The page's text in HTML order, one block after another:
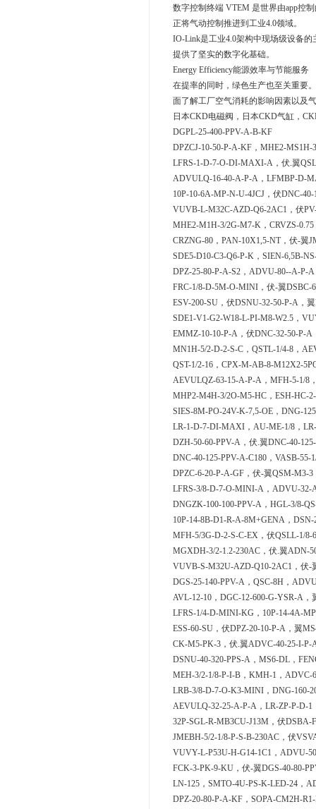
数字控制终端 VTEM 是世界由app控
正将气动控制推进到工业4.0领域。
IO-Link是工业4.0架构中现场级设备
提供了坚实的数字化基础。
Energy Efficiency能源效率与节能服务
在提率的同时，绿色生产也至关重要
面了解工厂空气消耗的影响因素以及
日本CKD电磁阀，日本CKD气缸，
DGPL-25-400-PPV-A-B-KF
DPZCJ-10-50-P-A-KF，MHE2-
LFRS-1-D-7-O-DI-MAXI-A，伏.翼
ADVULQ-16-40-A-P-A，LFMBP-D-
10P-10-6A-MP-N-U-4JCJ，伏DNC-
VUVB-L-M32C-AZD-Q6-2AC1，伏
MHE2-M1H-3/2G-M7-K，CRVZS-
CRZNG-80，PAN-10X1,5-NT，伏-翼
SDE5-D10-C3-Q6-P-K，SIEN-6,5B-
DPZ-25-80-P-A-S2，ADVU-80--A-P-
FRC-1/8-D-5M-O-MINI，伏-翼DSBC-
ESV-200-SU，伏DSNU-32-50-P-A，
SDE1-V1-G2-W18-L-PI-M8-W2.5，
EMMZ-10-10-P-A，伏DNC-32-50-P-A
MN1H-5/2-D-2-S-C，QSTL-1/4-8，
QST-1/2-16，CPX-M-AB-8-M12X2-
AEVULQZ-63-15-A-P-A，MFH-5-1/8
MHP2-M4H-3/2O-M5-HC，ESH-HC-
SIES-8M-PO-24V-K-7,5-OE，DNG-
LR-1-D-7-DI-MAXI，AU-ME-1/8，
DZH-50-60-PPV-A，伏.翼DNC-40-
DNC-40-125-PPV-A-C180，VASB-
DPZC-6-20-P-A-GF，伏-翼QSM-M3-3
LFRS-3/8-D-7-O-MINI-A，ADVU-32-
DNGZK-100-100-PPV-A，HGL-3/8-
10P-14-8B-D1-R-A-8M+GENA，
MFH-5/3G-D-2-S-C-EX，伏QSLL-1/8-
MGXDH-3/2-1.2-230AC，伏.翼ADN-
VUVB-S-M32U-AZD-Q10-2AC1，伏-
DGS-25-140-PPV-A，QSC-8H，
AVL-12-10，DGC-12-600-G-YSR-A，
LFRS-1/4-D-MINI-KG，10P-14-4A-
ESS-60-SU，伏DPZ-20-10-P-A，翼
CK-M5-PK-3，伏.翼ADVC-40-25-I-P-
DSNU-40-320-PPS-A，MS6-DL，
MEH-3/2-1/8-P-I-B，KMH-1，ADVC-
LRB-3/8-D-7-O-K3-MINI，DNG-160-
AEVULQ-32-25-A-P-A，LR-ZP-P-D-1
32P-SGL-R-MB3CU-J13M，伏DSBA-
JMEBH-5/2-1/8-P-S-B-230AC，伏
VUVY-L-P53U-H-G14-1C1，ADVU-
FCK-3-PK-9-KU，伏-翼DGS-40-80-
LN-125，SMTO-4U-PS-K-LED-24，
DPZ-20-80-P-A-KF，SOPA-CM2H-